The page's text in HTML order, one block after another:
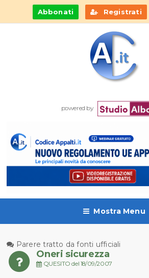
Abbonati Registrati
powered by
Mostra Menu
Parere tratto da fonti ufficiali
Oneri sicurezza
QUESITO del 18/09/2007